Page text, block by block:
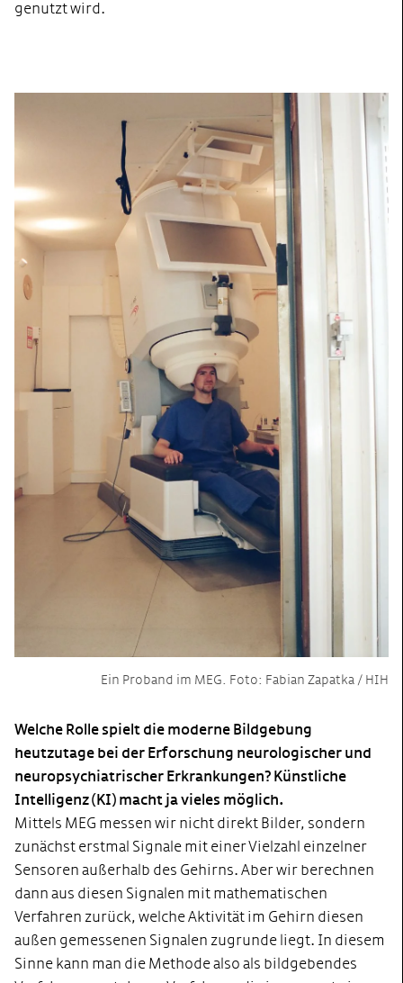
genutzt wird.
Ein Proband im MEG. Foto: Fabian Zapatka / HIH
Welche Rolle spielt die moderne Bildgebung
heutzutage bei der Erforschung neurologischer und
neuropsychiatrischer Erkrankungen? Künstliche
Intelligenz (KI) macht ja vieles möglich.
Mittels MEG messen wir nicht direkt Bilder, sondern
zunächst erstmal Signale mit einer Vielzahl einzelner
Sensoren außerhalb des Gehirns. Aber wir berechnen
dann aus diesen Signalen mit mathematischen
Verfahren zurück, welche Aktivität im Gehirn diesen
außen gemessenen Signalen zugrunde liegt. In diesem
Sinne kann man die Methode also als bildgebendes